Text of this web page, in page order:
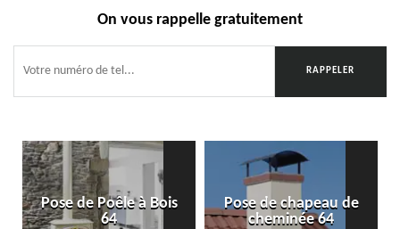
On vous rappelle gratuitement
Pose de Poêle à Bois
64
Pose de chapeau de
cheminée 64